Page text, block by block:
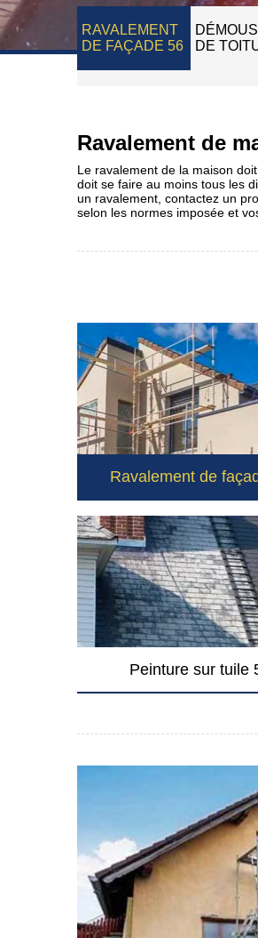
RAVALEMENT
DE FAÇADE 56
DE
Ravalement de
Le ravalement de la maison
doit se faire au moins tous les
un ravalement, contactez un
selon les normes imposée et
Ravalement de
Peinture sur tuile